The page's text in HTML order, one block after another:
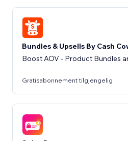
Bundles & Upsells By Cash
Boost AOV - Product Bundles
Gratisabonnement tilgjengelig